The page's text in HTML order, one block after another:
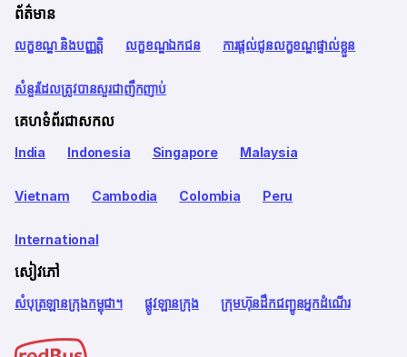
ព័ត៌មាន
លក្ខខណ្ឌ និងបញ្ញត្តិ លក្ខខណ្ឌឯកជន ការផ្តល់ជូនលក្ខខណ្ឌផ្ទាល់ខ្លួន
សំនួរដែលត្រូវបានសួរជាញឹកញាប់
គេហទំព័រជាសកល
India Indonesia Singapore Malaysia
Vietnam Cambodia Colombia Peru
International
សៀវភៅ
សំបុត្រឡានក្រុងកម្ពុជា។ ផ្លូវឡានក្រុង ក្រុមហ៊ុនដឹកជញ្ជូនអ្នកដំណើរ